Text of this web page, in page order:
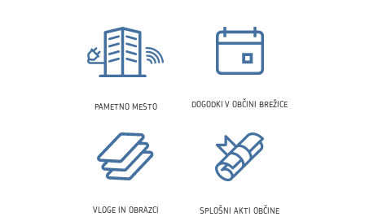
PAMETNO MESTO DOGODKI V OBČINI BREŽICE
VLOGE IN OBRAZCI SPLOŠNI AKTI OBČINE